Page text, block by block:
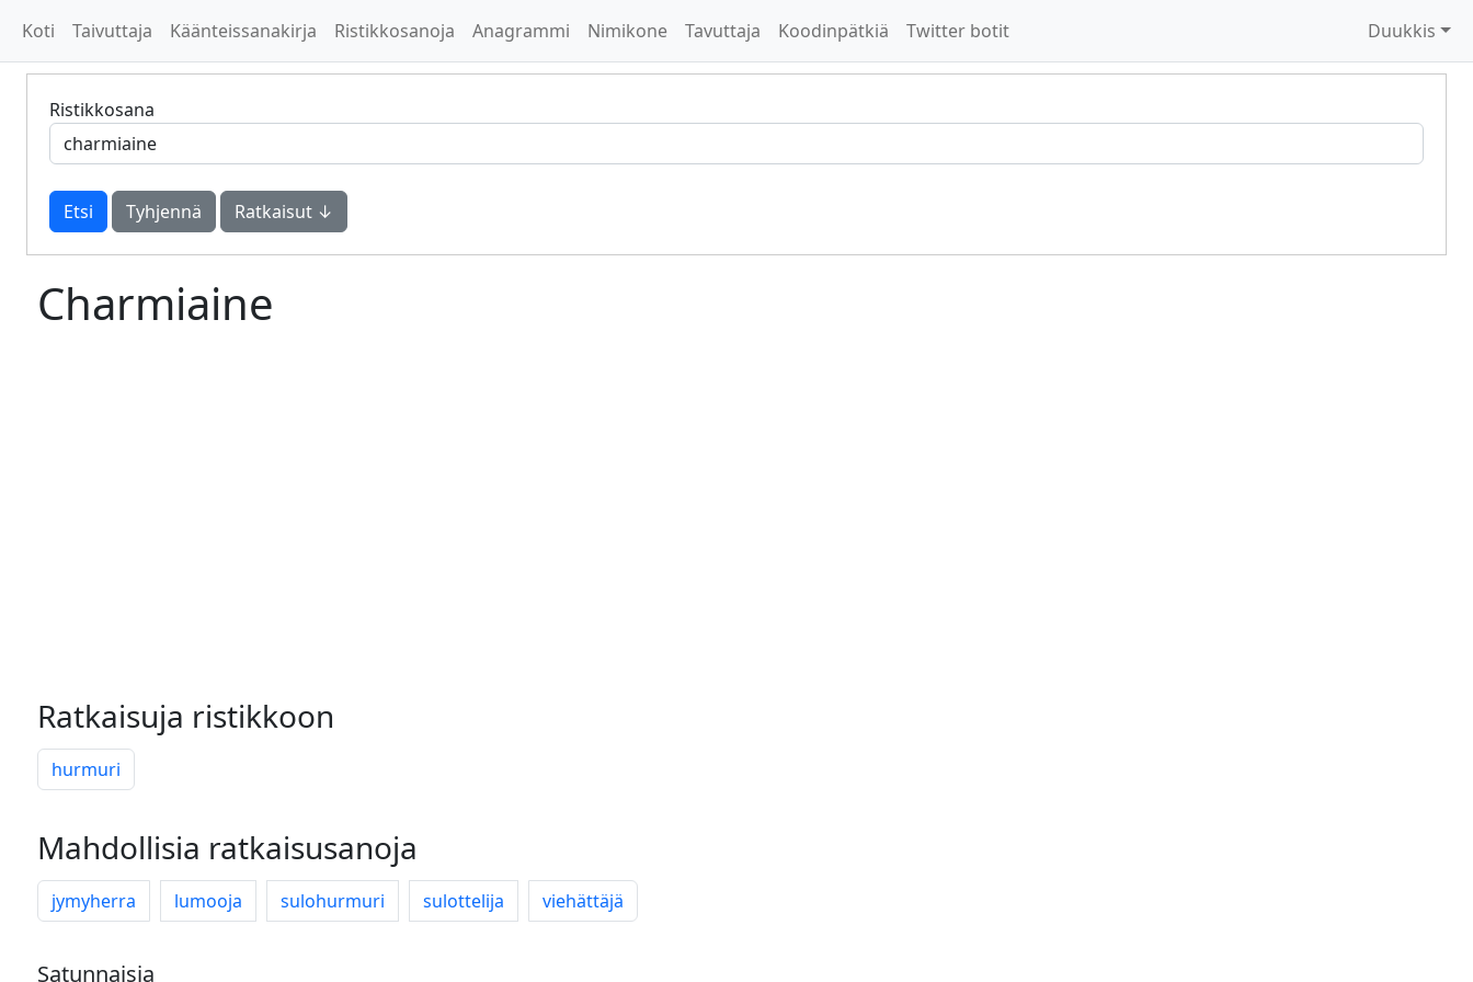
Koti Taivuttaja Käänteissanakirja Ristikkosanoja Anagrammi Nimikone Tavuttaja Koodinpätkiä Twitter botit Duukkis
Ristikkosana
Tyhjennä Ratkaisut ↓
Charmiaine
Ratkaisuja ristikkoon
hurmuri
Mahdollisia ratkaisusanoja
jymyherra lumooja sulohurmuri sulottelija viehättäjä
Satunnaisia